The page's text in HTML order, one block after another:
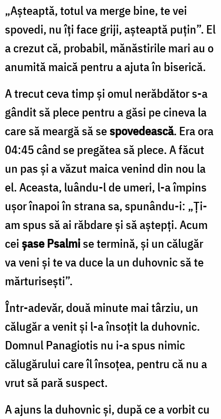
„Așteaptă, totul va merge bine, te vei
spovedi, nu îți face griji, așteaptă puțin”. El
a crezut că, probabil, mănăstirile mari au o
anumită maică pentru a ajuta în biserică.
A trecut ceva timp şi omul nerăbdător s-a
gândit să plece pentru a găsi pe cineva la
care să meargă să sespovedească. Era ora
04:45 când se pregătea să plece. A făcut
un pas şi a văzut maica venind din nou la
el. Aceasta, luându-l de umeri, l-a împins
uşor înapoi în strana sa, spunându-i: „Ţi-
am spus să ai răbdare şi să aştepți. Acum
ceișase Psalmise termină, şi un călugăr
va veni şi te va duce la un duhovnic să te
mărturisești”.
Într-adevăr, două minute mai târziu, un
călugăr a venit şi l-a însoţit la duhovnic.
Domnul Panagiotis nu i-a spus nimic
călugărului care îl însoţea, pentru că nu a
vrut să pară suspect.
A ajuns la duhovnic şi, după ce a vorbit cu